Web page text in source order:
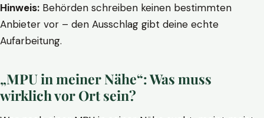
Hinweis: Behörden schreiben keinen bestimmten
Anbieter vor – den Ausschlag gibt deine echte
Aufarbeitung.
„MPU in meiner Nähe“: Was muss
wirklich vor Ort sein?